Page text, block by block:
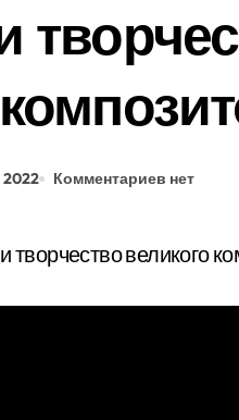
2022 Комментариев нет